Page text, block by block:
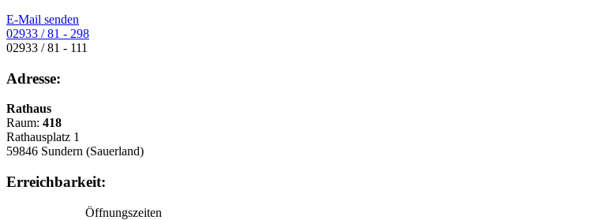
E-Mail senden
02933 / 81 - 298
02933 / 81 - 111
Adresse:
Rathaus
Raum: 418
Rathausplatz 1
59846 Sundern (Sauerland)
Erreichbarkeit:
Öffnungszeiten